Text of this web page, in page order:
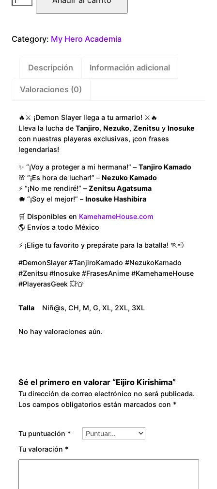
Kirishima
Category: My Hero Academia
Descripción Información adicional
Valoraciones (0)
🔥⚔️ ¡Demon Slayer llega a tu armario! ⚔️🔥
Lleva la lucha deTanjiro,Nezuko,Zenitsu yInosuke
con nuestras playeras exclusivas, ¡con frases
legendarias!
✨ “¡Voy a proteger a mi hermana!” –Tanjiro Kamado
🌸 “¡Es hora de luchar!” –Nezuko Kamado
⚡ “¡No me rendiré!” –Zenitsu Agatsuma
🐗 “¡Soy el mejor!” –Inosuke Hashibira
🛒 Disponibles en KamehameHouse.com
🌎 Envíos a todo México
⚡ ¡Elige tu favorito y prepárate para la batalla! 🏃💨
#DemonSlayer #TanjiroKamado #NezukoKamado
#Zenitsu #Inosuke #FrasesAnime #KamehameHouse
#PlayerasGeek 💥👕
Talla Niñ@s, CH, M, G, XL, 2XL, 3XL
No hay valoraciones aún.
Sé el primero en valorar “Eijiro Kirishima”
Tu dirección de correo electrónico no será publicada.
Los campos obligatorios están marcados con *
Tu puntuación *
Tu valoración *